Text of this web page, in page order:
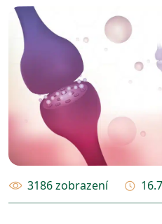
3186 zobrazení